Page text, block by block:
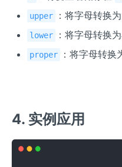
upper ：将字母转换
lower ：将字母转换
proper ：将字母转换
4. 实例应用